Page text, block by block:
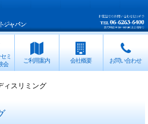
ミ
会
ご利用案内 会社概要 お問い合わせ
ィスリミング